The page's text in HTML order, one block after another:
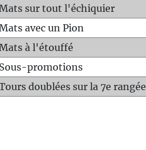
sur tout l'échiquier
avec un Pion
à l'étouffé
Sous-promotions
doublées sur la 7e rangée